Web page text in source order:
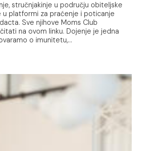
stručnjakinje u području obiteljske
u platformi za praćenje i poticanje
Sve njihove Moms Club
na ovom linku. Dojenje je jedna
o imunitetu,...